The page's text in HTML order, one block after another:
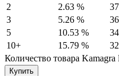
2
2.63 %
3
5.26 %
5
10.53 %
10+
15.79 %
Количество товара Kamagra
Купить